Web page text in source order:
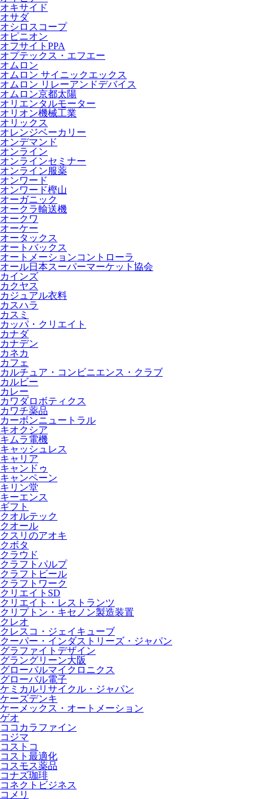
オキサイド
オサダ
オシロスコープ
オピニオン
オフサイトPPA
オプテックス・エフエー
オムロン
オムロン サイニックエックス
オムロン リレーアンドデバイス
オムロン京都太陽
オリエンタルモーター
オリオン機械工業
オリックス
オレンジベーカリー
オンデマンド
オンライン
オンラインセミナー
オンライン服薬
オンワード
オンワード樫山
オーガニック
オークラ輸送機
オークワ
オーケー
オータックス
オートバックス
オートメーションコントローラ
オール日本スーパーマーケット協会
カインズ
カクヤス
カジュアル衣料
カスハラ
カスミ
カッパ・クリエイト
カナダ
カナデン
カネカ
カフェ
カルチュア・コンビニエンス・クラブ
カルビー
カレー
カワダロボティクス
カワチ薬品
カーボンニュートラル
キオクシア
キムラ電機
キャッシュレス
キャリア
キャンドゥ
キャンペーン
キリン堂
キーエンス
ギフト
クオルテック
クオール
クスリのアオキ
クボタ
クラウド
クラフトパルプ
クラフトビール
クラフトワーク
クリエイトSD
クリエイト・レストランツ
クリプトン・キセノン製造装置
クレオ
クレスコ・ジェイキューブ
クーパー・インダストリーズ・ジャパン
グラファイトデザイン
グラングリーン大阪
グローバルマイクロニクス
グローバル電子
ケミカルリサイクル・ジャパン
ケーズデンキ
ケーメックス・オートメーション
ゲオ
ココカラファイン
コジマ
コストコ
コスト最適化
コスモス薬品
コナズ珈琲
コネクトビジネス
コメリ